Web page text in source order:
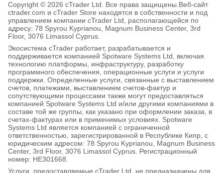
Copyright © 2026 cTrader Ltd. Все права защищены. Веб-сайт
ctrader.com и cTrader Store находятся в собственности и под
управлением компании cTrader Ltd, располагающейся по
адресу: 78 Spyrou Kyprianou, Magnum Business Center, 3rd
Floor, 3076 Limassol Cyprus.
Экосистема cTrader работает, разрабатывается и
поддерживается компанией Spotware Systems Ltd, включая
технологию платформы, инфраструктуру, разработку
программного обеспечения, операционные услуги и услуги
поддержки. Определенные услуги, связанные с выставлением
счетов, платежами, выставлением счетов-фактур и
сопутствующими процессами также могут предоставляться
компанией Spotware Systems Ltd и/или другими компаниями в
составе той же группы, как указано при оформлении заказа, в
счетах-фактурах или в применимых условиях. Spotware
Systems Ltd является компанией с ограниченной
ответственностью, зарегистрированной в Республике Кипр, с
юридическим адресом: 78 Spyrou Kyprianou, Magnum Business
Center, 3rd Floor, 3076 Limassol Cyprus. Регистрационный
номер: HE301668.
Услуги, предоставляемые cTrader Ltd, не предназначены для